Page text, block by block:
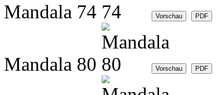
Mandala 74
Mandala 80